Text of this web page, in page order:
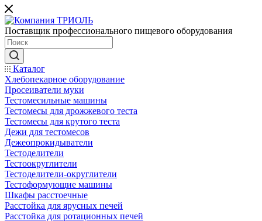
Поставщик профессионального пищевого оборудования
Каталог
Хлебопекарное оборудование
Просеиватели муки
Тестомесильные машины
Тестомесы для дрожжевого теста
Тестомесы для крутого теста
Дежи для тестомесов
Дежеопрокидыватели
Тестоделители
Тестоокруглители
Тестоделители-округлители
Тестоформующие машины
Шкафы расстоечные
Расстойка для ярусных печей
Расстойка для ротационных печей